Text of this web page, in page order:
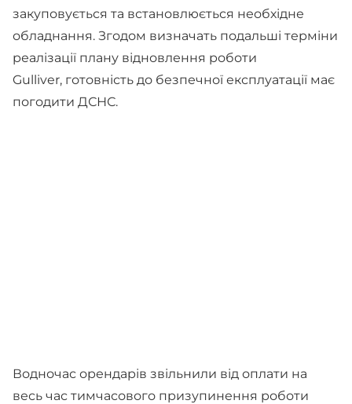
закуповується та встановлюється необхідне
обладнання. Згодом визначать подальші терміни
реалізації плану відновлення роботи
Gulliver, готовність до безпечної експлуатації має
погодити ДСНС.
Водночас орендарів звільнили від оплати на
весь час тимчасового призупинення роботи